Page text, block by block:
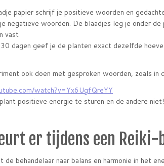
papier schrijf je positieve woorden en
negatieve woorden. De blaadjes leg je onder
vast
dagen geef je de planten exact dezelfde
ook doen met gesproken woorden, zoals in
watch?v=Yx6UgfQreYY
positieve energie te sturen en de andere niet!
er tijdens een Reiki-
de behandelaar naar balans en harmonie in het